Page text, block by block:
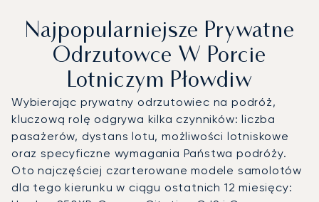
Najpopularniejsze Prywatne
Odrzutowce W Porcie
Lotniczym Płowdiw
Wybierając prywatny odrzutowiec na podróż,
kluczową rolę odgrywa kilka czynników: liczba
pasażerów, dystans lotu, możliwości lotniskowe
oraz specyficzne wymagania Państwa podróży.
Oto najczęściej czarterowane modele samolotów
dla tego kierunku w ciągu ostatnich 12 miesięcy: